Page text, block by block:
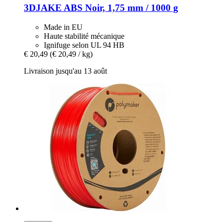
3DJAKE ABS Noir, 1,75 mm / 1000 g
Made in EU
Haute stabilité mécanique
Ignifuge selon UL 94 HB
€ 20,49 (€ 20,49 / kg)
Livraison jusqu'au 13 août